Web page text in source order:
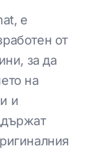
е
от
за да
на
и